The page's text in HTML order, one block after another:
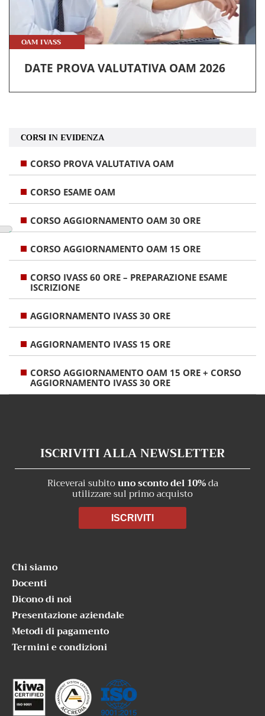
OAM IVASS
DATE PROVA VALUTATIVA OAM 2026
CORSI IN EVIDENZA
CORSO PROVA VALUTATIVA OAM
CORSO ESAME OAM
CORSO AGGIORNAMENTO OAM 30 ORE
CORSO AGGIORNAMENTO OAM 15 ORE
CORSO IVASS 60 ORE – PREPARAZIONE ESAME
ISCRIZIONE
AGGIORNAMENTO IVASS 30 ORE
AGGIORNAMENTO IVASS 15 ORE
CORSO AGGIORNAMENTO OAM 15 ORE + CORSO
AGGIORNAMENTO IVASS 30 ORE
ISCRIVITI ALLA NEWSLETTER
Riceverai subitouno sconto del 10%da
utilizzare sul primo acquisto
ISCRIVITI
Chi siamo
Docenti
Dicono di noi
Presentazione aziendale
Metodi di pagamento
Termini e condizioni